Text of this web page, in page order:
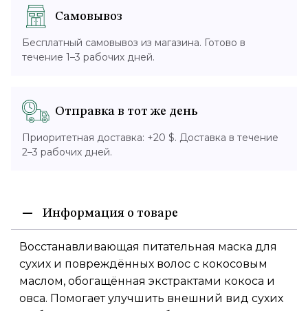
Самовывоз
Бесплатный самовывоз из магазина. Готово в
течение 1–3 рабочих дней.
Отправка в тот же день
Приоритетная доставка: +20 $. Доставка в течение
2–3 рабочих дней.
Информация о товаре
Восстанавливающая питательная маска для
сухих и повреждённых волос с кокосовым
маслом, обогащённая экстрактами кокоса и
овса. Помогает улучшить внешний вид сухих